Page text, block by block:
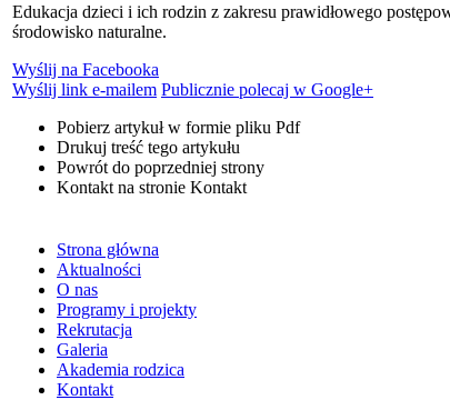
Edukacja dzieci i ich rodzin z zakresu prawidłowego
środowisko naturalne.
Wyślij na Facebooka
Wyślij link e-mailem Publicznie polecaj w Google+
Pobierz artykuł w formie pliku Pdf
Drukuj treść tego artykułu
Powrót do poprzedniej strony
Kontakt na stronie Kontakt
Strona główna
Aktualności
O nas
Programy i projekty
Rekrutacja
Galeria
Akademia rodzica
Kontakt